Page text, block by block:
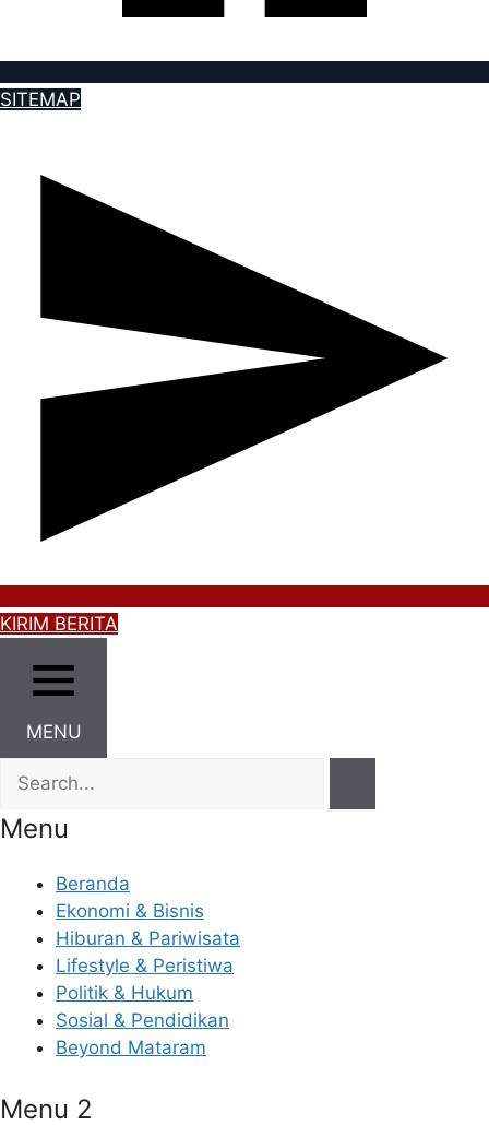
SITEMAP
KIRIM BERITA
MENU
Menu
Beranda
Ekonomi & Bisnis
Hiburan & Pariwisata
Lifestyle & Peristiwa
Politik & Hukum
Sosial & Pendidikan
Beyond Mataram
Menu 2